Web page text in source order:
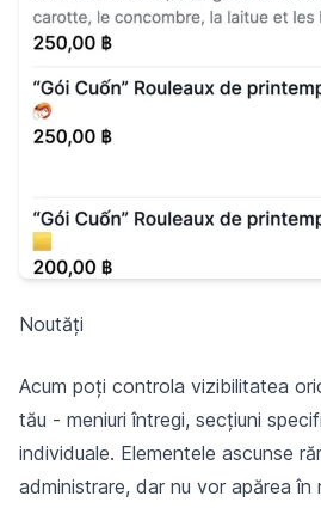
Noutăți
Acum poți controla vizibilitatea
tău - meniuri întregi, secțiuni
individuale. Elementele ascunse
administrare, dar nu vor apărea în